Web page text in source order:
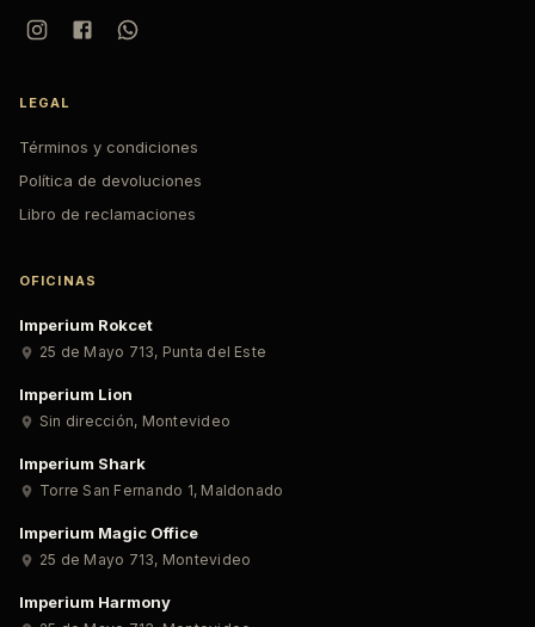
LEGAL
Términos y condiciones
Política de devoluciones
Libro de reclamaciones
OFICINAS
Imperium Rokcet
25 de Mayo 713, Punta del Este
Imperium Lion
Sin dirección, Montevideo
Imperium Shark
Torre San Fernando 1, Maldonado
Imperium Magic Office
25 de Mayo 713, Montevideo
Imperium Harmony